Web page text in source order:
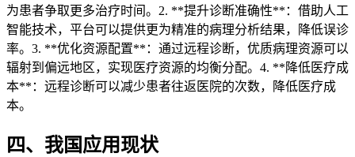
为患者争取更多治疗时间。2. **提升诊断准确性**：借助人工
智能技术，平台可以提供更为精准的病理分析结果，降低误诊
率。3. **优化资源配置**：通过远程诊断，优质病理资源可以
辐射到偏远地区，实现医疗资源的均衡分配。4. **降低医疗成
本**：远程诊断可以减少患者往返医院的次数，降低医疗成
本。
四、我国应用现状